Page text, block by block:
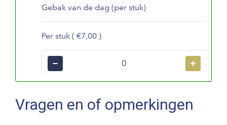
Gebak van de dag (per stuk)
Per stuk ( €7,00 )
− +
Vragen en of opmerkingen